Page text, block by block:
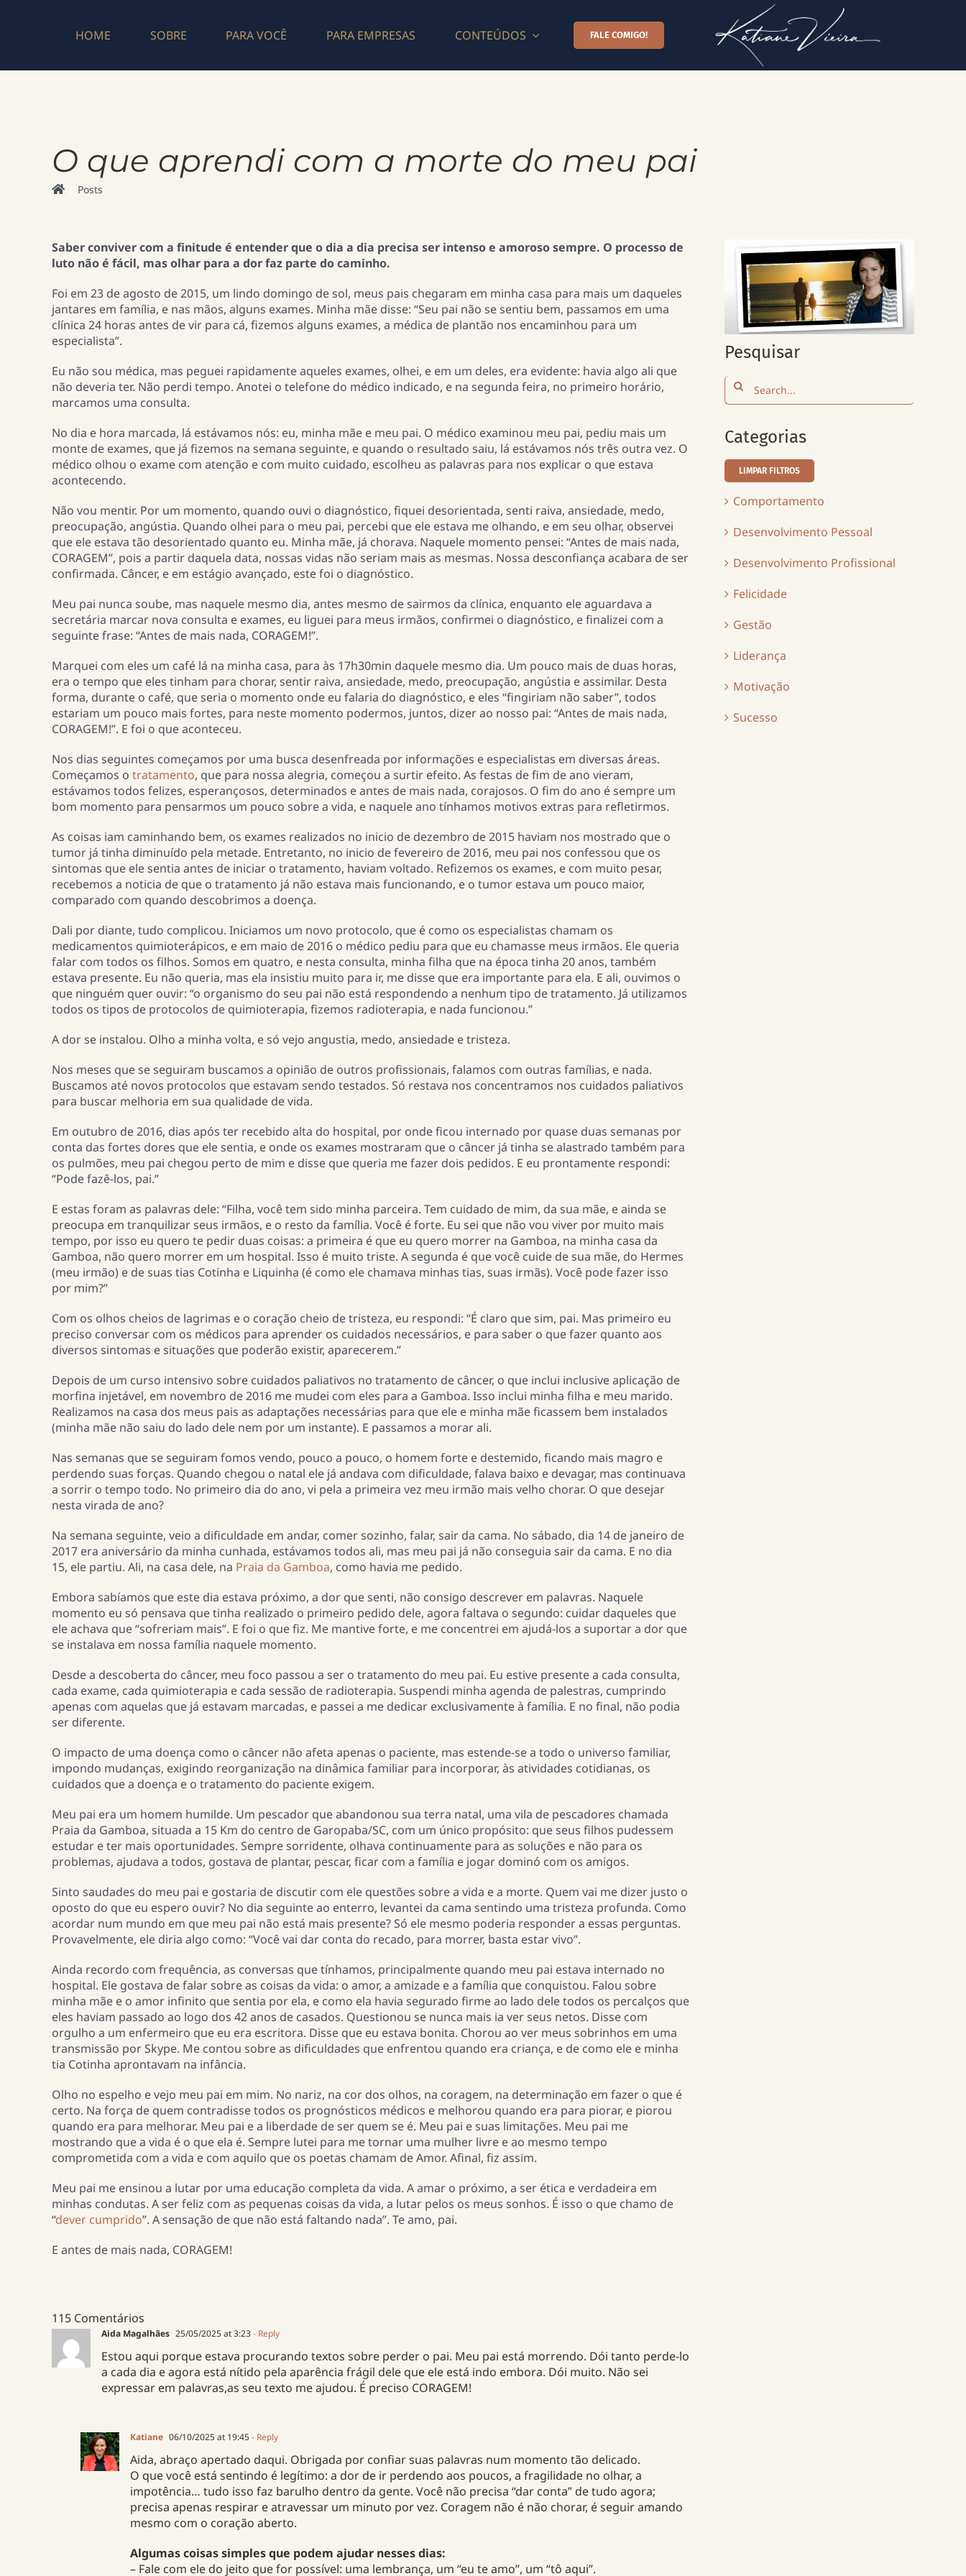
HOME SOBRE PARA VOCÊ PARA EMPRESAS CONTEÚDOS FALE COMIGO!
O que aprendi com a morte do meu pai
Posts
Saber conviver com a finitude é entender que o dia a dia precisa ser intenso e amoroso sempre. O processo de
luto não é fácil, mas olhar para a dor faz parte do caminho.
Foi em 23 de agosto de 2015, um lindo domingo de sol, meus pais chegaram em minha casa para mais um daqueles
jantares em família, e nas mãos, alguns exames. Minha mãe disse: “Seu pai não se sentiu bem, passamos em uma
clínica 24 horas antes de vir para cá, fizemos alguns exames, a médica de plantão nos encaminhou para um
especialista”.
Eu não sou médica, mas peguei rapidamente aqueles exames, olhei, e em um deles, era evidente: havia algo ali que
não deveria ter. Não perdi tempo. Anotei o telefone do médico indicado, e na segunda feira, no primeiro horário,
marcamos uma consulta.
No dia e hora marcada, lá estávamos nós: eu, minha mãe e meu pai. O médico examinou meu pai, pediu mais um
monte de exames, que já fizemos na semana seguinte, e quando o resultado saiu, lá estávamos nós três outra vez. O
médico olhou o exame com atenção e com muito cuidado, escolheu as palavras para nos explicar o que estava
acontecendo.
Não vou mentir. Por um momento, quando ouvi o diagnóstico, fiquei desorientada, senti raiva, ansiedade, medo,
preocupação, angústia. Quando olhei para o meu pai, percebi que ele estava me olhando, e em seu olhar, observei
que ele estava tão desorientado quanto eu. Minha mãe, já chorava. Naquele momento pensei: “Antes de mais nada,
CORAGEM”, pois a partir daquela data, nossas vidas não seriam mais as mesmas. Nossa desconfiança acabara de ser
confirmada. Câncer, e em estágio avançado, este foi o diagnóstico.
Meu pai nunca soube, mas naquele mesmo dia, antes mesmo de sairmos da clínica, enquanto ele aguardava a
secretária marcar nova consulta e exames, eu liguei para meus irmãos, confirmei o diagnóstico, e finalizei com a
seguinte frase: “Antes de mais nada, CORAGEM!”.
Marquei com eles um café lá na minha casa, para às 17h30min daquele mesmo dia. Um pouco mais de duas horas,
era o tempo que eles tinham para chorar, sentir raiva, ansiedade, medo, preocupação, angústia e assimilar. Desta
forma, durante o café, que seria o momento onde eu falaria do diagnóstico, e eles “fingiriam não saber”, todos
estariam um pouco mais fortes, para neste momento podermos, juntos, dizer ao nosso pai: “Antes de mais nada,
CORAGEM!”. E foi o que aconteceu.
Nos dias seguintes começamos por uma busca desenfreada por informações e especialistas em diversas áreas.
Começamos o tratamento, que para nossa alegria, começou a surtir efeito. As festas de fim de ano vieram,
estávamos todos felizes, esperançosos, determinados e antes de mais nada, corajosos. O fim do ano é sempre um
bom momento para pensarmos um pouco sobre a vida, e naquele ano tínhamos motivos extras para refletirmos.
As coisas iam caminhando bem, os exames realizados no inicio de dezembro de 2015 haviam nos mostrado que o
tumor já tinha diminuído pela metade. Entretanto, no inicio de fevereiro de 2016, meu pai nos confessou que os
sintomas que ele sentia antes de iniciar o tratamento, haviam voltado. Refizemos os exames, e com muito pesar,
recebemos a noticia de que o tratamento já não estava mais funcionando, e o tumor estava um pouco maior,
comparado com quando descobrimos a doença.
Dali por diante, tudo complicou. Iniciamos um novo protocolo, que é como os especialistas chamam os
medicamentos quimioterápicos, e em maio de 2016 o médico pediu para que eu chamasse meus irmãos. Ele queria
falar com todos os filhos. Somos em quatro, e nesta consulta, minha filha que na época tinha 20 anos, também
estava presente. Eu não queria, mas ela insistiu muito para ir, me disse que era importante para ela. E ali, ouvimos o
que ninguém quer ouvir: “o organismo do seu pai não está respondendo a nenhum tipo de tratamento. Já utilizamos
todos os tipos de protocolos de quimioterapia, fizemos radioterapia, e nada funcionou.”
A dor se instalou. Olho a minha volta, e só vejo angustia, medo, ansiedade e tristeza.
Nos meses que se seguiram buscamos a opinião de outros profissionais, falamos com outras famílias, e nada.
Buscamos até novos protocolos que estavam sendo testados. Só restava nos concentramos nos cuidados paliativos
para buscar melhoria em sua qualidade de vida.
Em outubro de 2016, dias após ter recebido alta do hospital, por onde ficou internado por quase duas semanas por
conta das fortes dores que ele sentia, e onde os exames mostraram que o câncer já tinha se alastrado também para
os pulmões, meu pai chegou perto de mim e disse que queria me fazer dois pedidos. E eu prontamente respondi:
“Pode fazê-los, pai.”
E estas foram as palavras dele: “Filha, você tem sido minha parceira. Tem cuidado de mim, da sua mãe, e ainda se
preocupa em tranquilizar seus irmãos, e o resto da família. Você é forte. Eu sei que não vou viver por muito mais
tempo, por isso eu quero te pedir duas coisas: a primeira é que eu quero morrer na Gamboa, na minha casa da
Gamboa, não quero morrer em um hospital. Isso é muito triste. A segunda é que você cuide de sua mãe, do Hermes
(meu irmão) e de suas tias Cotinha e Liquinha (é como ele chamava minhas tias, suas irmãs). Você pode fazer isso
por mim?”
Com os olhos cheios de lagrimas e o coração cheio de tristeza, eu respondi: “É claro que sim, pai. Mas primeiro eu
preciso conversar com os médicos para aprender os cuidados necessários, e para saber o que fazer quanto aos
diversos sintomas e situações que poderão existir, aparecerem.”
Depois de um curso intensivo sobre cuidados paliativos no tratamento de câncer, o que inclui inclusive aplicação de
morfina injetável, em novembro de 2016 me mudei com eles para a Gamboa. Isso inclui minha filha e meu marido.
Realizamos na casa dos meus pais as adaptações necessárias para que ele e minha mãe ficassem bem instalados
(minha mãe não saiu do lado dele nem por um instante). E passamos a morar ali.
Nas semanas que se seguiram fomos vendo, pouco a pouco, o homem forte e destemido, ficando mais magro e
perdendo suas forças. Quando chegou o natal ele já andava com dificuldade, falava baixo e devagar, mas continuava
a sorrir o tempo todo. No primeiro dia do ano, vi pela a primeira vez meu irmão mais velho chorar. O que desejar
nesta virada de ano?
Na semana seguinte, veio a dificuldade em andar, comer sozinho, falar, sair da cama. No sábado, dia 14 de janeiro de
2017 era aniversário da minha cunhada, estávamos todos ali, mas meu pai já não conseguia sair da cama. E no dia
15, ele partiu. Ali, na casa dele, na Praia da Gamboa, como havia me pedido.
Embora sabíamos que este dia estava próximo, a dor que senti, não consigo descrever em palavras. Naquele
momento eu só pensava que tinha realizado o primeiro pedido dele, agora faltava o segundo: cuidar daqueles que
ele achava que “sofreriam mais”. E foi o que fiz. Me mantive forte, e me concentrei em ajudá-los a suportar a dor que
se instalava em nossa família naquele momento.
Desde a descoberta do câncer, meu foco passou a ser o tratamento do meu pai. Eu estive presente a cada consulta,
cada exame, cada quimioterapia e cada sessão de radioterapia. Suspendi minha agenda de palestras, cumprindo
apenas com aquelas que já estavam marcadas, e passei a me dedicar exclusivamente à família. E no final, não podia
ser diferente.
O impacto de uma doença como o câncer não afeta apenas o paciente, mas estende-se a todo o universo familiar,
impondo mudanças, exigindo reorganização na dinâmica familiar para incorporar, às atividades cotidianas, os
cuidados que a doença e o tratamento do paciente exigem.
Meu pai era um homem humilde. Um pescador que abandonou sua terra natal, uma vila de pescadores chamada
Praia da Gamboa, situada a 15 Km do centro de Garopaba/SC, com um único propósito: que seus filhos pudessem
estudar e ter mais oportunidades. Sempre sorridente, olhava continuamente para as soluções e não para os
problemas, ajudava a todos, gostava de plantar, pescar, ficar com a família e jogar dominó com os amigos.
Sinto saudades do meu pai e gostaria de discutir com ele questões sobre a vida e a morte. Quem vai me dizer justo o
oposto do que eu espero ouvir? No dia seguinte ao enterro, levantei da cama sentindo uma tristeza profunda. Como
acordar num mundo em que meu pai não está mais presente? Só ele mesmo poderia responder a essas perguntas.
Provavelmente, ele diria algo como: “Você vai dar conta do recado, para morrer, basta estar vivo”.
Ainda recordo com frequência, as conversas que tínhamos, principalmente quando meu pai estava internado no
hospital. Ele gostava de falar sobre as coisas da vida: o amor, a amizade e a família que conquistou. Falou sobre
minha mãe e o amor infinito que sentia por ela, e como ela havia segurado firme ao lado dele todos os percalços que
eles haviam passado ao logo dos 42 anos de casados. Questionou se nunca mais ia ver seus netos. Disse com
orgulho a um enfermeiro que eu era escritora. Disse que eu estava bonita. Chorou ao ver meus sobrinhos em uma
transmissão por Skype. Me contou sobre as dificuldades que enfrentou quando era criança, e de como ele e minha
tia Cotinha aprontavam na infância.
Olho no espelho e vejo meu pai em mim. No nariz, na cor dos olhos, na coragem, na determinação em fazer o que é
certo. Na força de quem contradisse todos os prognósticos médicos e melhorou quando era para piorar, e piorou
quando era para melhorar. Meu pai e a liberdade de ser quem se é. Meu pai e suas limitações. Meu pai me
mostrando que a vida é o que ela é. Sempre lutei para me tornar uma mulher livre e ao mesmo tempo
comprometida com a vida e com aquilo que os poetas chamam de Amor. Afinal, fiz assim.
Meu pai me ensinou a lutar por uma educação completa da vida. A amar o próximo, a ser ética e verdadeira em
minhas condutas. A ser feliz com as pequenas coisas da vida, a lutar pelos os meus sonhos. É isso o que chamo de
“dever cumprido”. A sensação de que não está faltando nada”. Te amo, pai.
E antes de mais nada, CORAGEM!
115 Comentários
Aida Magalhães 25/05/2025 at 3:23- Reply
Estou aqui porque estava procurando textos sobre perder o pai. Meu pai está morrendo. Dói tanto perde-lo
a cada dia e agora está nítido pela aparência frágil dele que ele está indo embora. Dói muito. Não sei
expressar em palavras,as seu texto me ajudou. É preciso CORAGEM!
Katiane 06/10/2025 at 19:45- Reply
Aida, abraço apertado daqui. Obrigada por confiar suas palavras num momento tão delicado.
O que você está sentindo é legítimo: a dor de ir perdendo aos poucos, a fragilidade no olhar, a
impotência… tudo isso faz barulho dentro da gente. Você não precisa “dar conta” de tudo agora;
precisa apenas respirar e atravessar um minuto por vez. Coragem não é não chorar, é seguir amando
mesmo com o coração aberto.
Algumas coisas simples que podem ajudar nesses dias:
– Fale com ele do jeito que for possível: uma lembrança, um “eu te amo”, um “tô aqui”.
Pesquisar
Search
for:
Categorias
LIMPAR FILTROS
Comportamento
Desenvolvimento Pessoal
Desenvolvimento Profissional
Felicidade
Gestão
Liderança
Motivação
Sucesso